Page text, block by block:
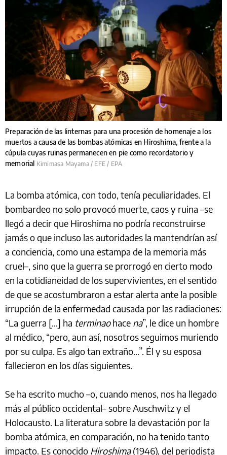
Preparación de las linternas para una procesión de homenaje a los
muertos a causa de las bombas atómicas en Hiroshima, frente a la
cúpula cuyas ruinas permanecen en pie como recordatorio y
memorial Kimimasa Mayama / EFE / EPA
La bomba atómica, con todo, tenía peculiaridades. El
bombardeo no solo provocó muerte, caos y ruina –se
llegó a decir que Hiroshima no podría reconstruirse
jamás o que incluso las autoridades la mantendrían así
a conciencia, como una estampa de la memoria más
cruel–, sino que la guerra se prorrogó en cierto modo
en la cotidianeidad de los supervivientes, en el sentido
de que se acostumbraron a estar alerta ante la posible
irrupción de la enfermedad causada por las radiaciones:
“La guerra […] ha terminaohace na”, le dice un hombre
al médico, “pero, aun así, nosotros seguimos muriendo
por su culpa. Es algo tan extraño…”. Él y su esposa
fallecieron en los días siguientes.
Se ha escrito mucho –o, cuando menos, nos ha llegado
más al público occidental– sobre Auschwitz y el
Holocausto. La literatura sobre la devastación por la
bomba atómica, en comparación, no ha tenido tanto
impacto. Es conocido Hiroshima(1946), del periodista